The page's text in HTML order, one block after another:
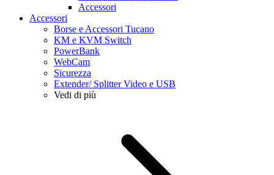
Accessori
Accessori
Borse e Accessori Tucano
KM e KVM Switch
PowerBank
WebCam
Sicurezza
Extender/ Splitter Video e USB
Vedi di più